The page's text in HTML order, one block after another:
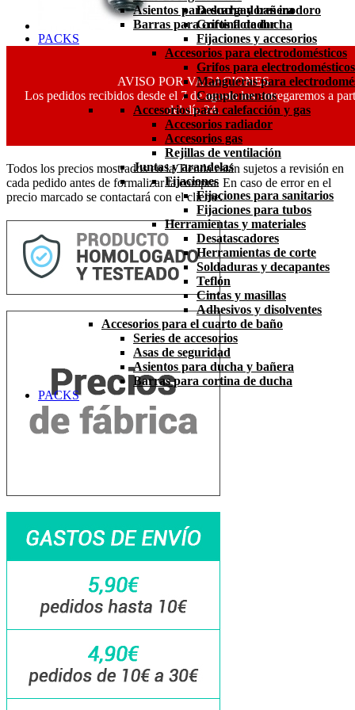
Descargadores inodoro
Grifos flotador
Fijaciones y accesorios
Accesorios para electrodomésticos
Grifos para electrodomésticos
Mangueras para
Complementos
Accesorios para calefacción y gas
Accesorios radiador
Accesorios gas
Rejillas de ventilación
Juntas y arandelas
Fijaciones
Fijaciones para sanitarios
Fijaciones para tubos
Herramientas y materiales
Desatascadores
Herramientas de corte
Soldaduras y decapantes
Teflón
Cintas y masillas
Adhesivos y disolventes
Accesorios para el cuarto de baño
Series de accesorios
Asas de seguridad
Asientos para ducha y bañera
Barras para cortina de ducha
PACKS
Asientos para ducha y bañera
Barras para cortina de ducha
PACKS
AVISO POR VACACIONES
Los pedidos recibidos desde el 7 de agosto los entregaremos a
del día 24.
Todos los precios mostrados en la Tienda están sujetos a revisión en
cada pedido antes de formalizar la compra. En caso de error en el
precio marcado se contactará con el cliente.